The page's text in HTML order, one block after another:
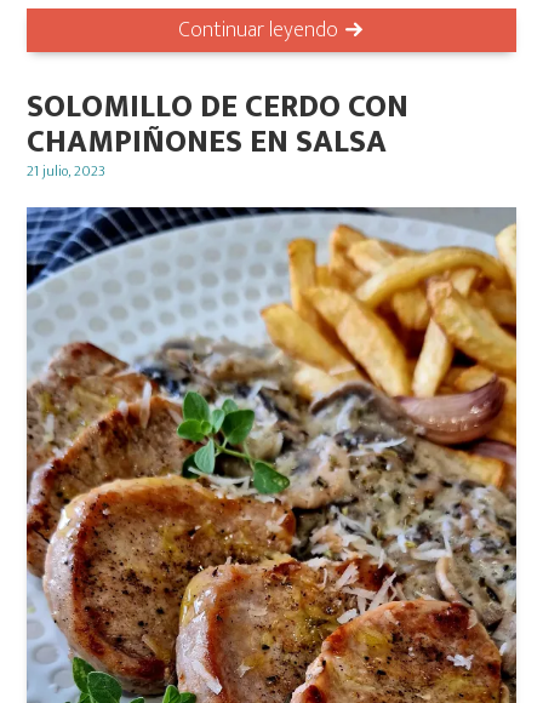
Continuar leyendo
SOLOMILLO DE CERDO CON
CHAMPIÑONES EN SALSA
Posted
21 julio, 2023